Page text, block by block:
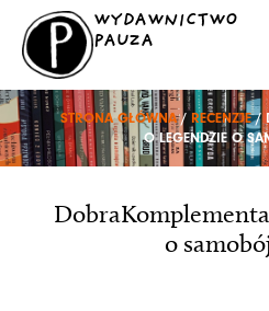
Przejdź
treści
WYDAWNICTWO
PAUZA
STRONA GŁÓWNA/ RECENZJE/
O LEGENDZIE O
o